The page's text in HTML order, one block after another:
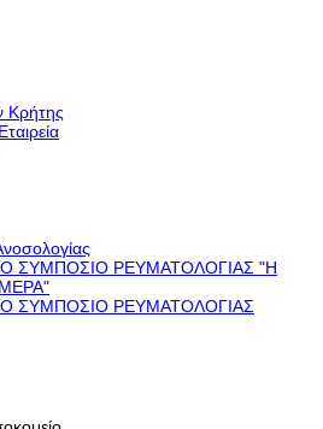
Κρήτης
ΣΥΜΠΟΣΙΟ ΡΕΥΜΑΤΟΛΟΓΙΑΣ "H
ΣΥΜΠΟΣΙΟ ΡΕΥΜΑΤΟΛΟΓΙΑΣ